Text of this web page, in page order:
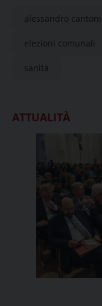
alessandro cantoni
elezioni comunali
sanità
ATTUALITÀ